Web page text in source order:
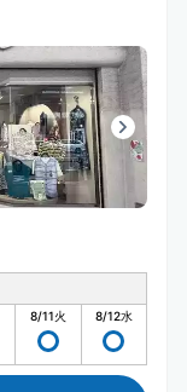
8/11火 8/12水